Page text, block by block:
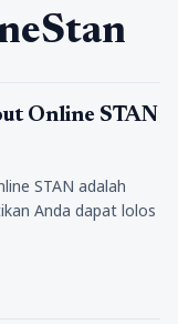
Online STAN
STAN adalah
Anda dapat lolos